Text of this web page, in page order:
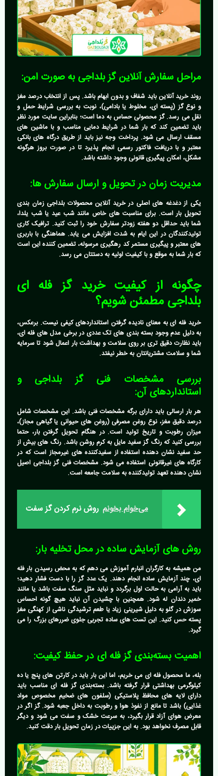
مراحل سفارش آنلاین گز بلداجی به صورت امن:
روند خرید آنلاین باید شفاف و بدون ابهام باشد. پس از انتخاب درصد مغز
و نوع گز (پسته ای، مخلوط یا بادامی)، نوبت به بررسی شرایط حمل و
نقل می رسد. گز محصولی حساس به دما است؛ بنابراین سایت مورد نظر
باید تضمین کند که بار شما در شرایط دمایی مناسب و با ماشین های
مسقف ارسال می شود. پرداخت وجه نیز باید از طریق درگاه های بانکی
معتبر و با دریافت فاکتور رسمی انجام پذیرد تا در صورت بروز هرگونه
مشکل، امکان پیگیری قانونی وجود داشته باشد.
مدیریت زمان در تحویل و ارسال سفارش ها:
یکی از دغدغه های اصلی درخرید آنلاین محصولات بلداجی زمان بندی
تحویل بار است. برای مناسبت های خاص مانند شب عید یا شب یلدا،
شما باید حداقل دو هفته زودتر سفارش خود را ثبت کنید. ترافیک کاری
تولیدکنندگان در این ایام به شدت افزایش می یابد. هماهنگی با باربری
های معتبر و پیگیری مستمر کد رهگیری مرسوله، تضمین کننده این است
که بار شما به موقع و با کیفیت اولیه به دستتان می رسد.
چگونه از کیفیتخرید گز فله ای
بلداجیمطمئن شویم؟
خرید فله ای به معنای نادیده گرفتن استانداردهای کیفی نیست. برعکس،
به دلیل عدم وجود بسته بندی های تک عددی در برخی مدل های فله ای،
باید نظارت دقیق تری بر روی سلامت و بهداشت بار اعمال شود تا سرمایه
شما و سلامت مشتریانتان به خطر نیفتد.
بررسی مشخصات فنی گز بلداجی و
استانداردهای آن:
هر بار ارسالی باید دارای برگه مشخصات فنی باشد. این مشخصات شامل
درصد دقیق مغز، نوع روغن مصرفی (روغن های حیوانی یا گیاهی مجاز)،
میزان رطوبت و تاریخ تولید است. در هنگام تحویل گرفتن بار، حتما
بررسی کنید که رنگ گز سفید مایل به کرم روشن باشد. رنگ های بیش از
حد سفید نشان دهنده استفاده از سفیدکننده های غیرمجاز است که در
کارگاه های غیرقانونی استفاده می شود.مشخصات فنی گز بلداجی اصیل
نشان دهنده تعهد تولیدکننده به سلامت جامعه است.
می‌خوام بخونم روش نرم کردن گز سفت
روش های آزمایش ساده در محل تخلیه بار:
من همیشه به کارگران انبارم آموزش می دهم که به محض رسیدن بار فله
ای، چند آزمایش ساده انجام دهند. یک عدد گز را با دست فشار دهید؛
باید به آرامی به حالت اول برگردد و نباید مثل سنگ سفت باشد یا مانند
خمیر دندان له شود. همچنین با چشیدن آن نباید هیچ گونه احساس
سوزش در گلو به دلیل شیرینی زیاد یا طعم ترشیدگی ناشی از کهنگی مغز
پسته حس کنید. این تست های ساده تجربی جلوی ضررهای بزرگ را می
گیرد.
اهمیت بسته‌بندی گز فله ای در حفظ کیفیت:
بله، ما محصول فله ای می خریم، اما این بار باید در کارتن های پنج یا ده
کیلوگرمی بهداشتی قرار گرفته باشد.بسته‌بندی گز فله ایمناسب باید
دارای لایه های محافظ پلاستیکی (سلفون های ضخیم مخصوص مواد
غذایی) باشد تا مانع از نفوذ هوا و رطوبت به داخل جعبه شود. گز اگر در
معرض هوای آزاد قرار بگیرد، به سرعت خشک و سفت می شود و دیگر
قابل مصرف نخواهد بود. به این جزییات در زمان تحویل بار دقت کنید.